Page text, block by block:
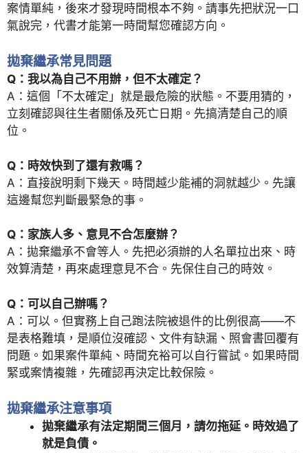
案情單純，後來才發現時間根本不夠。請事先把狀況一口
氣說完，代書才能第一時間幫您確認方向。
拋棄繼承常見問題
Q：我以為自己不用辦，但不太確定？
A：這個「不太確定」就是最危險的狀態。不要用猜的，
立刻確認與往生者關係及死亡日期。先搞清楚自己的順
位。
Q：時效快到了還有救嗎？
A：直接說明剩下幾天。時間越少能補的洞就越少。先讓
這邊幫您判斷最緊急的事。
Q：家族人多、意見不合怎麼辦？
A：拋棄繼承不會等人。先把必須辦的人名單拉出來、時
效算清楚，再來處理意見不合。先保住自己的時效。
Q：可以自己辦嗎？
A：可以。但實務上自己跑法院被退件的比例很高——不
是表格難填，是順位沒確認、文件有缺漏、照會書回覆有
問題。如果案件單純、時間充裕可以自行嘗試。如果時間
緊或案情複雜，先確認再決定比較保險。
拋棄繼承注意事項
拋棄繼承有法定期間三個月，請勿拖延。時效過了
就是負債。